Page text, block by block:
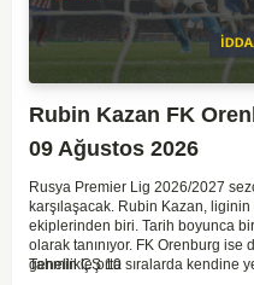
Rubin Kazan FK
09 Ağustos 2026
Rusya Premier Lig 2026/2027
karşılaşacak. Rubin Kazan,
ekiplerinden biri. Tarih boyunca
olarak tanınıyor. FK Orenburg ise
genellikle orta sıralarda kendine
Tahmin ÇŞ 10